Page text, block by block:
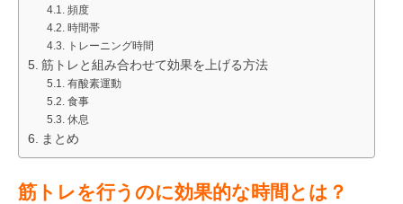
頻度
時間帯
トレーニング時間
筋トレと組み合わせて効果を上げる方法
有酸素運動
食事
休息
まとめ
筋トレを行うのに効果的な時間とは？